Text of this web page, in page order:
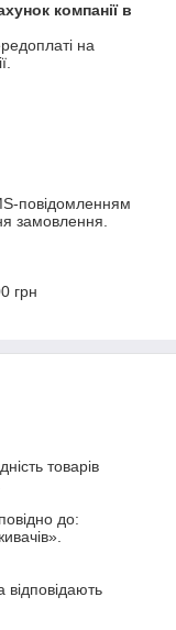
компанії в
на
повідомленням
замовлення.
товарів
до: